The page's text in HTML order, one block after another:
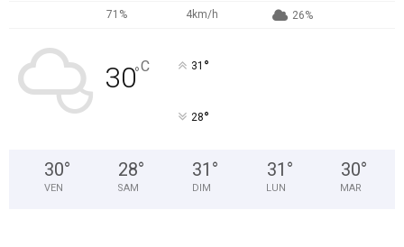
71% 4km/h 26%
30°C 31 °
28°
30°
VEN
28°
SAM
31 °
DIM
31 °
LUN
30°
MAR